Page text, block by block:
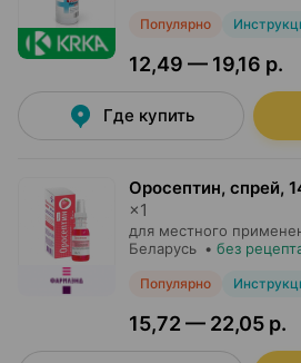
Популярно
12,49 — 19,16 р.
Где купить
Оросептин, спрей,
×1
для местного
Беларусь • без
Популярно
15,72 — 22,05 р.